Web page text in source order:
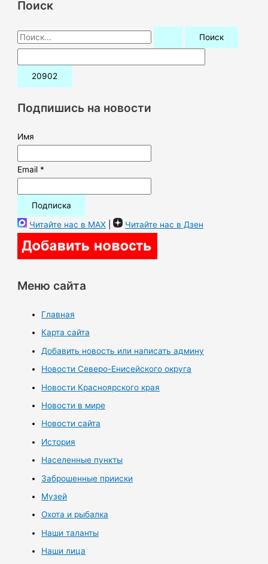
Поиск
П
о
и
:Подпишись на новости
Имя
Email *
Читайте нас в MAX | Читайте нас в Дзен
Меню сайта
Главная
Карта сайта
Добавить новость или написать админу
Новости Северо-Енисейского округа
Новости Красноярского края
Новости в мире
Новости сайта
История
Населенные пункты
Заброшенные прииски
Музей
Охота и рыбалка
Наши таланты
Наши лица